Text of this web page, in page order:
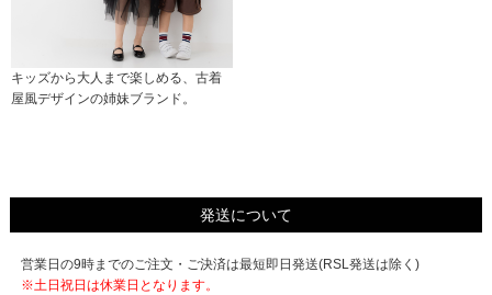
キッズから大人まで楽しめる、古着
屋風デザインの姉妹ブランド。
発送について
営業日の9時までのご注文・ご決済は最短即日発送(RSL発送は除く)
※土日祝日は休業日となります。